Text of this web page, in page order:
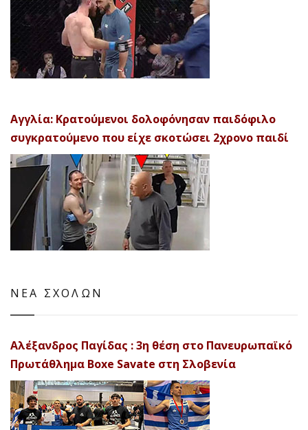
Αγγλία: Κρατούμενοι δολοφόνησαν παιδόφιλο
συγκρατούμενο που είχε σκοτώσει 2χρονο παιδί
ΝΕΑ ΣΧΟΛΩΝ
Αλέξανδρος Παγίδας : 3η θέση στο Πανευρωπαϊκό
Πρωτάθλημα Boxe Savate στη Σλοβενία